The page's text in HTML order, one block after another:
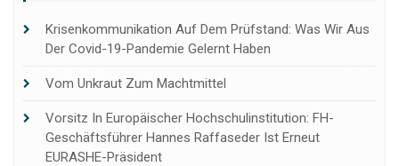
Krisenkommunikation Auf Dem Prüfstand: Was Wir Aus
Der Covid-19-Pandemie Gelernt Haben
Vom Unkraut Zum Machtmittel
Vorsitz In Europäischer Hochschulinstitution: FH-
Geschäftsführer Hannes Raffaseder Ist Erneut
EURASHE-Präsident